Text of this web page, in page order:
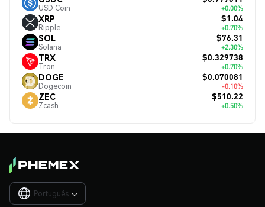
USD Coin +0.00%
XRP
Ripple
$1.04
+0.70%
SOL
Solana
$76.31
+2.30%
TRX
Tron
$0.329738
+0.70%
DOGE
Dogecoin
$0.070081
-0.10%
ZEC
Zcash
$510.22
+0.50%
Português 